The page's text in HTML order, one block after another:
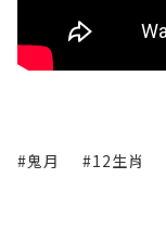
#鬼月 #12生肖